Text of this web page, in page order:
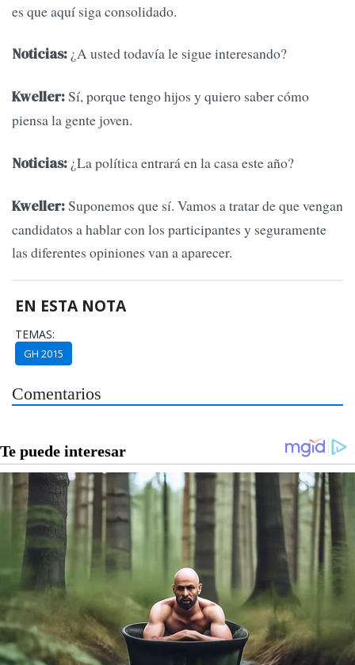
es que aquí siga consolidado.
Noticias: ¿A usted todavía le sigue interesando?
Kweller:Sí, porque tengo hijos y quiero saber cómo
piensa la gente joven.
Noticias: ¿La política entrará en la casa este año?
Kweller:Suponemos que sí. Vamos a tratar de que vengan
candidatos a hablar con los participantes y seguramente
las diferentes opiniones van a aparecer.
EN ESTA NOTA
TEMAS:
GH 2015
Comentarios